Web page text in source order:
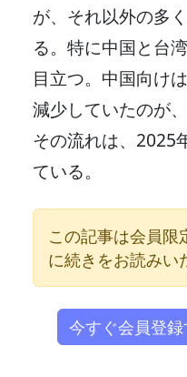
が、それ以外の多
る。特に中国と台
目立つ。中国向け
減少していたのが
その流れは、2025
ている。
この記事は会員限
に続きをお読みい
今すぐ会員登録